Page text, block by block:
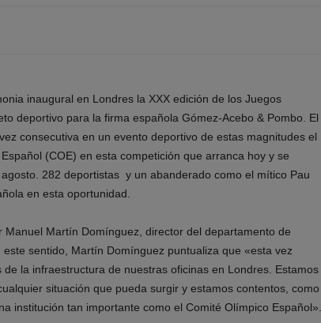
inaugural en Londres la XXX edición de los Juegos
deportivo para la firma española Gómez-Acebo & Pombo. El
consecutiva en un evento deportivo de estas magnitudes el
(COE) en esta competición que arranca hoy y se
282 deportistas y un abanderado como el mítico Pau
en esta oportunidad.
Manuel Martín Domínguez, director del departamento de
sentido, Martín Domínguez puntualiza que «esta vez
la infraestructura de nuestras oficinas en Londres. Estamos
situación que pueda surgir y estamos contentos, como
institución tan importante como el Comité Olímpico Español».